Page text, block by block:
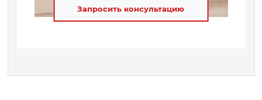
Запросить консультацию